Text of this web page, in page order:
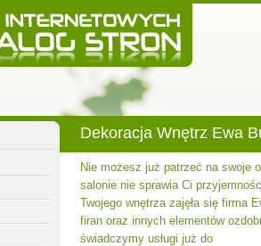
Dekoracja Wnętrz Ewa
Nie możesz już patrzeć na swoje
salonie nie sprawia Ci
Twojego wnętrza zajęła się firma
firan oraz innych elementów
świadczymy usługi już do